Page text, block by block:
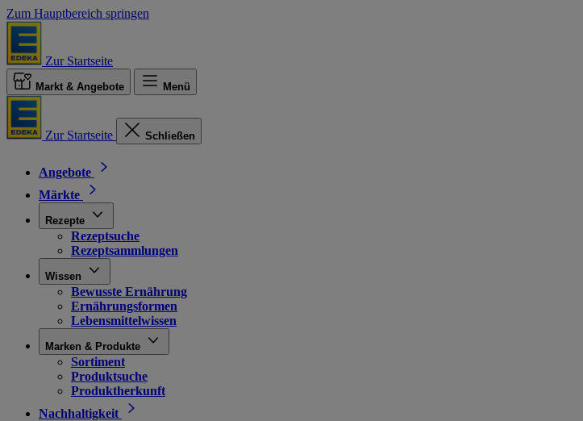
Zum Hauptbereich springen
Zur Startseite
Markt & Angebote Menü
Zur Startseite Schließen
Angebote
Märkte
Rezepte
Rezeptsuche
Rezeptsammlungen
Wissen
Bewusste Ernährung
Ernährungsformen
Lebensmittelwissen
Marken & Produkte
Sortiment
Produktsuche
Produktherkunft
Nachhaltigkeit